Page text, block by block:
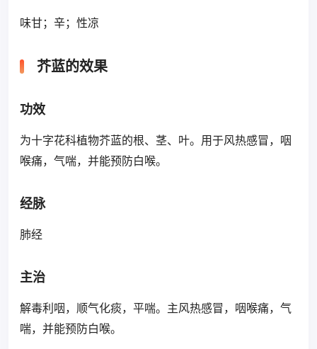
味甘；辛；性凉
芥蓝的效果
功效
为十字花科植物芥蓝的根、茎、叶。用于风热感冒，咽
喉痛，气喘，并能预防白喉。
经脉
肺经
主治
解毒利咽，顺气化痰，平喘。主风热感冒，咽喉痛，气
喘，并能预防白喉。